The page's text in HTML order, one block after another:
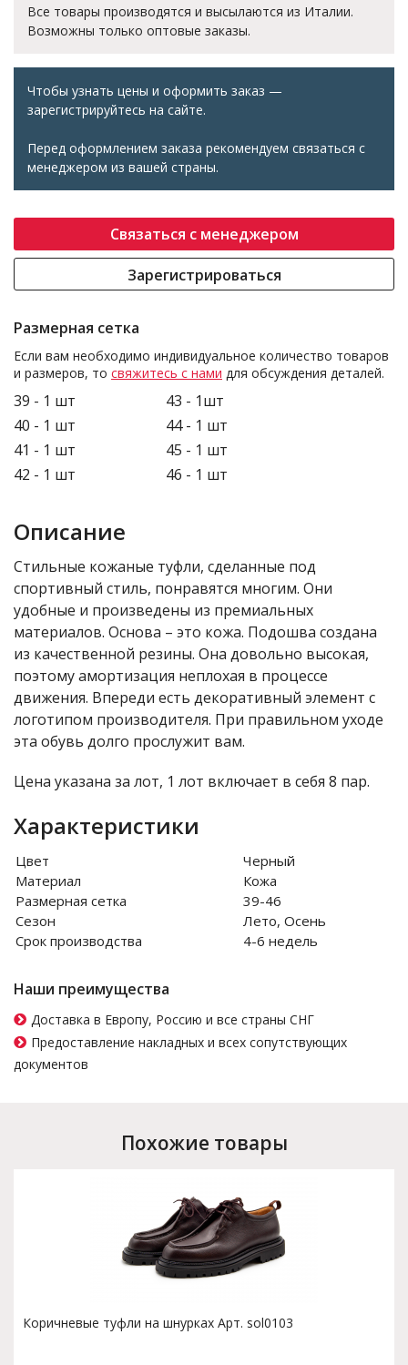
Все товары производятся и высылаются из Италии.
Возможны только оптовые заказы.
Чтобы узнать цены и оформить заказ —
зарегистрируйтесь на сайте.
Перед оформлением заказа рекомендуем связаться с
менеджером из вашей страны.
Связаться с менеджером
Зарегистрироваться
Размерная сетка
Если вам необходимо индивидуальное количество товаров
и размеров, то свяжитесь с нами для обсуждения деталей.
39 - 1 шт
40 - 1 шт
41 - 1 шт
42 - 1 шт
43 - 1шт
44 - 1 шт
45 - 1 шт
46 - 1 шт
Описание
Стильные кожаные туфли, сделанные под
спортивный стиль, понравятся многим. Они
удобные и произведены из премиальных
материалов. Основа – это кожа. Подошва создана
из качественной резины. Она довольно высокая,
поэтому амортизация неплохая в процессе
движения. Впереди есть декоративный элемент с
логотипом производителя. При правильном уходе
эта обувь долго прослужит вам.
Цена указана за лот, 1 лот включает в себя 8 пар.
Характеристики
Цвет
Черный
Материал
Кожа
Размерная сетка
39-46
Сезон
Лето, Осень
Срок производства
4-6 недель
Наши преимущества
Доставка в Европу, Россию и все страны СНГ
Предоставление накладных и всех сопутствующих
документов
Похожие товары
Коричневые туфли на шнурках Арт. sol0103